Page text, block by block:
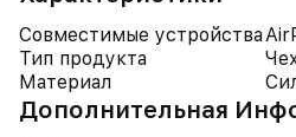
Совместимые устройства
Тип продукта
Материал
Дополнительная